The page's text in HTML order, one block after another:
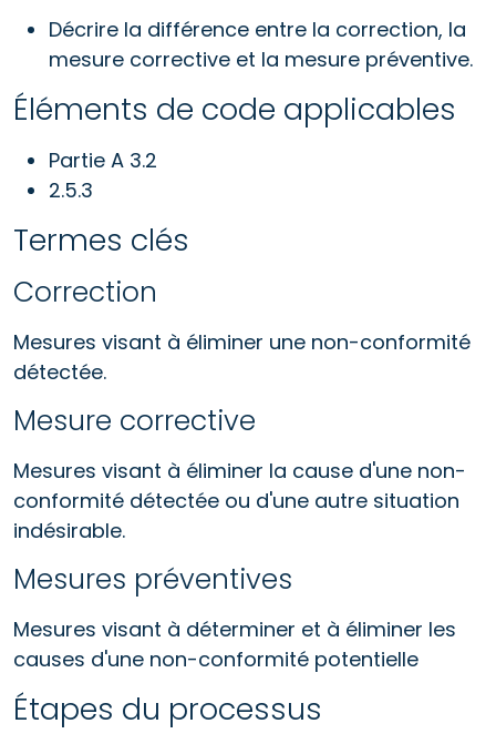
Décrire la différence entre la correction, la
mesure corrective et la mesure préventive.
Éléments de code applicables
Partie A 3.2
2.5.3
Termes clés
Correction
Mesures visant à éliminer une non-conformité
détectée.
Mesure corrective
Mesures visant à éliminer la cause d'une non-
conformité détectée ou d'une autre situation
indésirable.
Mesures préventives
Mesures visant à déterminer et à éliminer les
causes d'une non-conformité potentielle
Étapes du processus